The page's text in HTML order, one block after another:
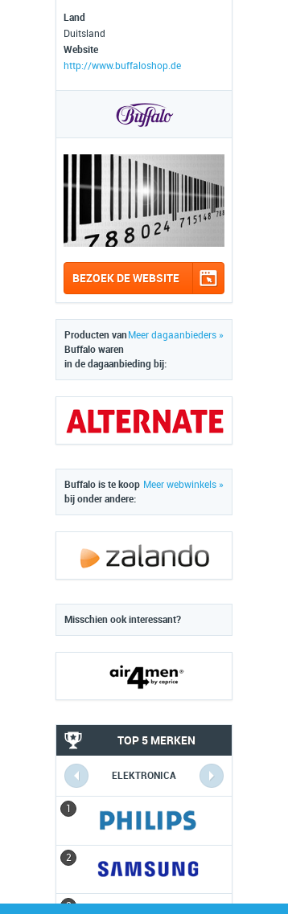
Land
Duitsland
Website
http://www.buffaloshop.de
BEZOEK DE WEBSITE
Meer dagaanbieders »
Producten van
Buffalo waren
in de dagaanbieding bij:
Meer webwinkels »
Buffalo is te koop
bij onder andere:
Misschien ook interessant?
TOP 5 MERKEN
ELEKTRONICA
1
2
3 3